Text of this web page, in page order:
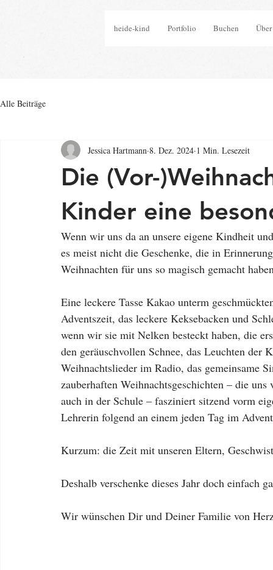
heide-kind Portfolio Buchen
Alle Beiträge
Die (Vor-
Kinder eine
Jessica Hartmann 8. Dez. 2024 1 Min. Lesezeit
Wenn wir uns da an unsere eigene Kindheit
es meist nicht die Geschenke, die in
Weihnachten für uns so magisch gemacht
Eine leckere Tasse Kakao unterm
Adventszeit, das leckere Keksebacken und
wenn wir sie mit Nelken besteckt haben, die
den geräuschvollen Schnee, das Leuchten
Weihnachtslieder im Radio, das gemeinsame
zauberhaften Weihnachtsgeschichten – die
auch in der Schule – fasziniert sitzend vorm
Lehrerin folgend an einem jeden Tag im
Kurzum: die Zeit mit unseren Eltern,
Deshalb verschenke dieses Jahr doch einfach
Wir wünschen Dir und Deiner Familie von